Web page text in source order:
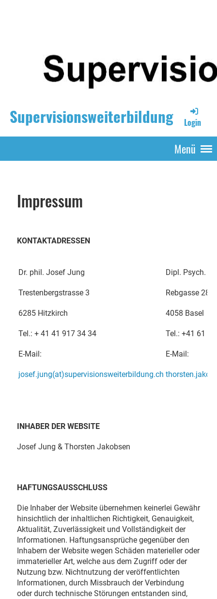
Supervisionsweiterbildung Login
Menü
Impressum
KONTAKTADRESSEN
Dr. phil. Josef Jung
Trestenbergstrasse 3
6285 Hitzkirch
Tel.: + 41 41 917 34 34
E-Mail:
josef.jung(at)supervisionsweiterbildung.ch
Dipl. Psych.
Rebgasse 28
4058 Basel
Tel.: +41 61
E-Mail:
INHABER DER WEBSITE
Josef Jung & Thorsten Jakobsen
HAFTUNGSAUSSCHLUSS
Die Inhaber der Website übernehmen keinerlei Gewähr
hinsichtlich der inhaltlichen Richtigkeit, Genauigkeit,
Aktualität, Zuverlässigkeit und Vollständigkeit der
Informationen. Haftungsansprüche gegenüber den
Inhabern der Website wegen Schäden materieller oder
immaterieller Art, welche aus dem Zugriff oder der
Nutzung bzw. Nichtnutzung der veröffentlichten
Informationen, durch Missbrauch der Verbindung
oder durch technische Störungen entstanden sind,